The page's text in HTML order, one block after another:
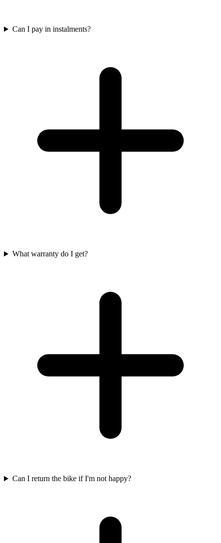
Can I pay in instalments?
What warranty do I get?
Can I return the bike if I'm not happy?